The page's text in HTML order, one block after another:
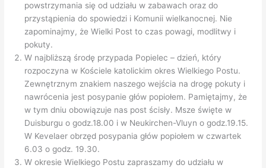
powstrzymania się od udziału w zabawach oraz do
przystąpienia do spowiedzi i Komunii wielkanocnej. Nie
zapominajmy, że Wielki Post to czas powagi, modlitwy i
pokuty.
W najbliższą środę przypada Popielec – dzień, który
rozpoczyna w Kościele katolickim okres Wielkiego Postu.
Zewnętrznym znakiem naszego wejścia na drogę pokuty i
nawrócenia jest posypanie głów popiołem. Pamiętajmy, że
w tym dniu obowiązuje nas post ścisły. Msze święte w
Duisburgu o godz.18.00 i w Neukirchen-Vluyn o godz.19.15.
W Kevelaer obrzęd posypania głów popiołem w czwartek
6.03 o godz. 19.30.
W okresie Wielkiego Postu zapraszamy do udziału w